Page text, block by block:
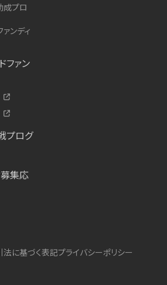
成プロ
ァンディ
ファン
プログ
集応
に基づく表記プライバシーポリシー